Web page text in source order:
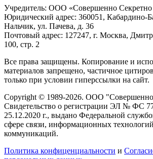
Учредитель: ООО «Совершенно Секретно
Юридический адрес: 360051, Кабардино-
Нальчик, ул. Пачева, д. 36
Почтовый адрес: 127247, г. Москва,
100, стр. 2
Все права защищены. Копирование и
материалов запрещено, частичное
только при условии гиперссылки на сайт.
Copyright © 1989-2026. ООО
Свидетельство о регистрации ЭЛ № ФС
25.12.2020 г., выдано Федеральной
сфере связи, информационных
коммуникаций.
Политика конфиценциальности и